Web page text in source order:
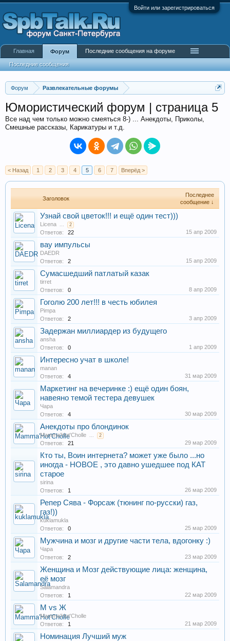
Войти или зарегистрироваться
Форум Развлекательные форумы
Юмористический форум | страница 5
Все над чем только можно смеяться 8-) ... Анекдоты, Приколы,
Смешные рассказы, Карикатуры и т.д.
< Назад 1 2 3 4 5 6 7 Вперёд >
Заголовок
Последнее
сообщение ↓
Узнай свой цветок!!! и ещё один тест)))
Licena ... 2
Ответов: 22 15 апр 2009
вау импульсы
DAEDR
Ответов:
2 15 апр 2009
Сумасшедший патлатый казак
tirret
Ответов:
0 8 апр 2009
Гоголю 200 лет!!! в честь юбилея
Pimpa
Ответов:
2 3 апр 2009
Задержан миллиардер из будущего
ansha
Ответов:
0 1 апр 2009
Интересно учат в школе!
manan
Ответов:
4 31 мар 2009
Маркетинг на вечеринке :) ещё один боян,
навеяно темой тестера девушек
Чара
Ответов:
4 30 мар 2009
Анекдоты про блондинок
Mamma'Hot'Cholle ... 2
Ответов: 21 29 мар 2009
Кто ты, Воин интернета? может уже было ...но
иногда - НОВОЕ , это давно ушедшее под КАТ
старое
sirina
Ответов:
1 26 мар 2009
Репер Сява - Форсаж (тюнинг по-русски) газ,
газ!))
kuklamukla
Ответов:
0 25 мар 2009
Мужчина и мозг и другие части тела, вдогонку :)
Чара
Ответов:
2 23 мар 2009
Женщина и Мозг действующие лица: женщина,
её мозг
Salamandra
Ответов:
1 22 мар 2009
M vs Ж
Mamma'Hot'Cholle
Ответов:
1 21 мар 2009
Номинация Лучший муж
Главная Форум
Последние сообщения
Последние сообщения на форуме